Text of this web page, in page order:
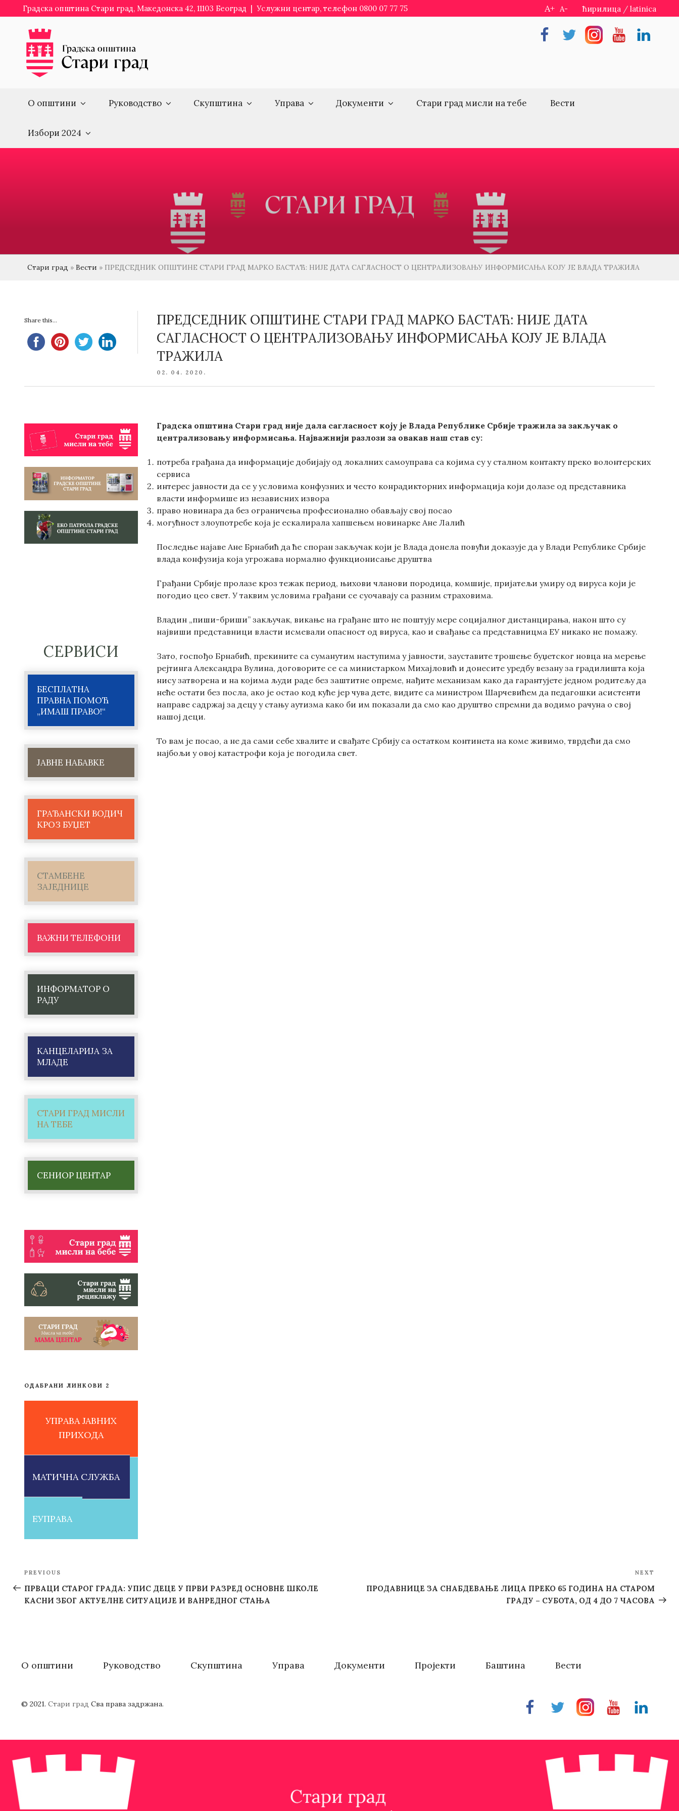
to
content
Градска општина Стари град, Македонска 42, 11103 Београд | Услужни центар, телефон 0800 07 77 75 A+ A- ћирилица / latinica
FacebookTwitterInstragramYoutubeLinkedin
О општини Руководство Скупштина Управа Документи Стари град мисли на тебе Вести
Избори 2024
Стари град » Вести » ПРЕДСЕДНИК ОПШТИНЕ СТАРИ ГРАД МАРКО БАСТАЋ: НИЈЕ ДАТА САГЛАСНОСТ О ЦЕНТРАЛИЗОВАЊУ ИНФОРМИСАЊА КОЈУ ЈЕ ВЛАДА ТРАЖИЛА
Share this...
ПРЕДСЕДНИК ОПШТИНЕ СТАРИ ГРАД МАРКО БАСТАЋ: НИЈЕ ДАТА
САГЛАСНОСТ О ЦЕНТРАЛИЗОВАЊУ ИНФОРМИСАЊА КОЈУ ЈЕ ВЛАДА
ТРАЖИЛА
POSTED
02. 04. 2020.
СЕРВИСИ
БЕСПЛАТНА
ПРАВНА ПОМОЋ
„ИМАШ ПРАВО!“
ЈАВНЕ НАБАВКЕ
ГРАЂАНСКИ ВОДИЧ
КРОЗ БУЏЕТ
СТАМБЕНЕ
ЗАЈЕДНИЦЕ
ВАЖНИ ТЕЛЕФОНИ
ИНФОРМАТОР О
РАДУ
КАНЦЕЛАРИЈА ЗА
МЛАДЕ
СТАРИ ГРАД МИСЛИ
НА ТЕБЕ
СЕНИОР ЦЕНТАР
ОДАБРАНИ ЛИНКОВИ 2
УПРАВА ЈАВНИХ
ПРИХОДА
МАТИЧНА СЛУЖБА
ЕУПРАВА
Градска општина Стари град није дала сагласност коју је Влада Републике Србије тражила за закључак о
централизовању информисања. Најважнији разлози за овакав наш став су:
потреба грађана да информације добијају од локалних самоуправа са којима су у сталном контакту преко волонтерских
сервиса
интерес јавности да се у условима конфузних и често конрадикторних информација који долазе од представника
власти информише из независних извора
право новинара да без ограничења професионално обављају свој посао
могућност злоупотребе која је ескалирала хапшењем новинарке Ане Лалић
Последње најаве Ане Брнабић да ће споран закључак који је Влада донела повући доказује да у Влади Републике Србије
влада конфузија која угрожава нормално функционисање друштва
Грађани Србије пролазе кроз тежак период, њихови чланови породица, комшије, пријатељи умиру од вируса који је
погодио цео свет. У таквим условима грађани се суочавају са разним страховима.
Владин „пиши-бриши” закључaк, викање на грађане што не поштују мере социјалног дистанцирања, након што су
највиши представници власти исмевали опасност од вируса, као и свађање са представницма ЕУ никако не помажу.
Зато, госпођо Брнабић, прекините са суманутим наступима у јавности, зауставите трошење буџетског новца на мерење
рејтинга Александра Вулина, договорите се са министарком Михајловић и донесите уредбу везану за градилишта која
нису затворена и на којима људи раде без заштитне опреме, нађите механизам како да гарантујете једном родитељу да
неће остати без посла, ако је остао код куће јер чува дете, видите са министром Шарчевићем да педагошки асистенти
направе садржај за децу у стању аутизма како би им показали да смо као друштво спремни да водимо рачуна о свој
нашој деци.
То вам је посао, а не да сами себе хвалите и свађате Србију са остатком континета на коме живимо, тврдећи да смо
најбољи у овој катастрофи која је погодила свет.
Post
navigation
Previous
Post
PREVIOUS
ПРВАЦИ СТАРОГ ГРАДА: УПИС ДЕЦЕ У ПРВИ РАЗРЕД ОСНОВНЕ ШКОЛЕ
КАСНИ ЗБОГ АКТУЕЛНЕ СИТУАЦИЈЕ И ВАНРЕДНОГ СТАЊА
NEXT
ПРОДАВНИЦЕ ЗА СНАБДЕВАЊЕ ЛИЦА ПРЕКО 65 ГОДИНА НА СТАРОМ
ГРАДУ – СУБОТА, ОД 4 ДО 7 ЧАСОВА
О општини Руководство Скупштина Управа Документи Пројекти Баштина Вести
FacebookTwitterInstragramYoutubeLinkedin
© 2021. Стари град Сва права задржана.